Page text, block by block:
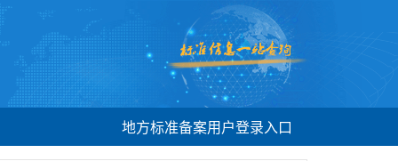
地方标准备案用户登录入口